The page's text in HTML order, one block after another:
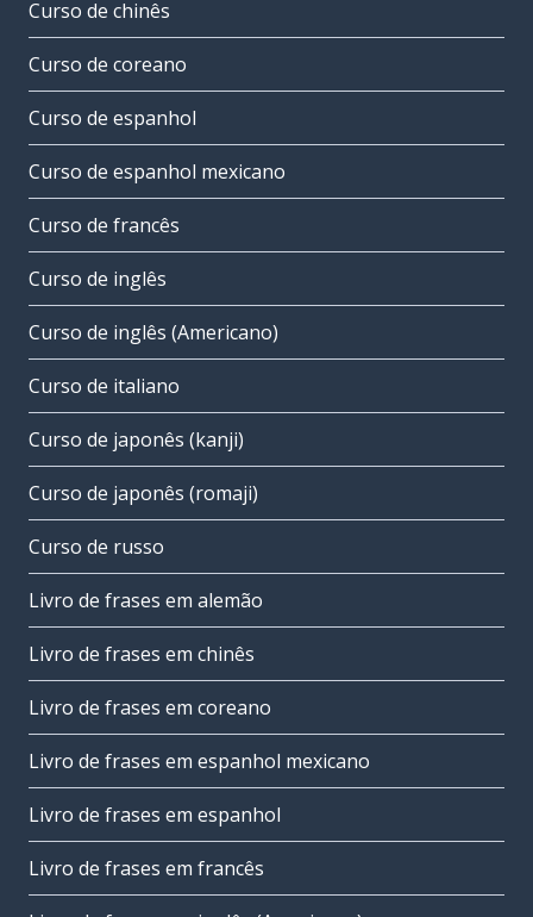
Curso de chinês
Curso de coreano
Curso de espanhol
Curso de espanhol mexicano
Curso de francês
Curso de inglês
Curso de inglês (Americano)
Curso de italiano
Curso de japonês (kanji)
Curso de japonês (romaji)
Curso de russo
Livro de frases em alemão
Livro de frases em chinês
Livro de frases em coreano
Livro de frases em espanhol mexicano
Livro de frases em espanhol
Livro de frases em francês